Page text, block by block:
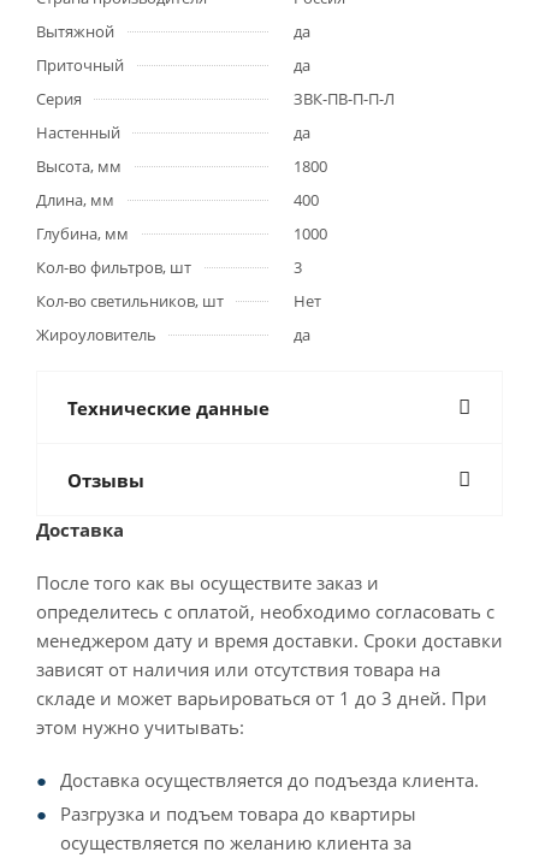
Вытяжной
да
Приточный
да
Серия
ЗВК-ПВ-П-П-Л
Настенный
да
Высота, мм
1800
Длина, мм
400
Глубина, мм
1000
Кол-во фильтров, шт
3
Кол-во светильников, шт
Нет
Жироуловитель
да
Технические данные
Отзывы
Доставка
После того как вы осуществите заказ и
определитесь с оплатой, необходимо согласовать с
менеджером дату и время доставки. Сроки доставки
зависят от наличия или отсутствия товара на
складе и может варьироваться от 1 до 3 дней. При
этом нужно учитывать:
Доставка осуществляется до подъезда клиента.
Разгрузка и подъем товара до квартиры
осуществляется по желанию клиента за